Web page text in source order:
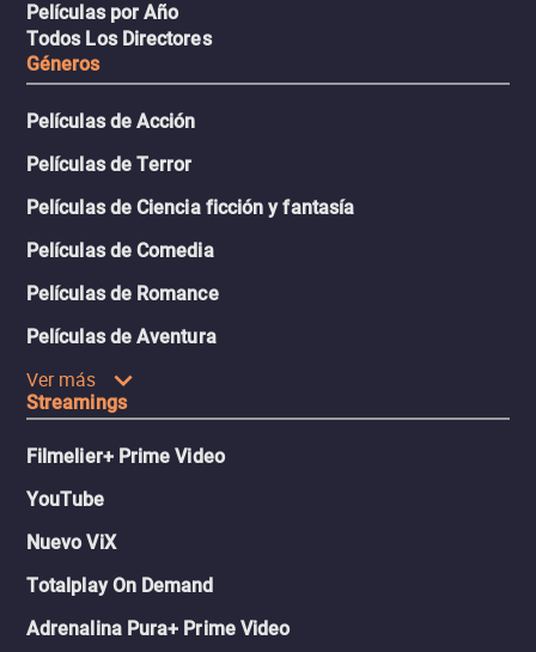
Películas por Año
Todos Los Directores
Géneros
Películas de Acción
Películas de Terror
Películas de Ciencia ficción y fantasía
Películas de Comedia
Películas de Romance
Películas de Aventura
Ver más
Streamings
Filmelier+ Prime Video
YouTube
Nuevo ViX
Totalplay On Demand
Adrenalina Pura+ Prime Video